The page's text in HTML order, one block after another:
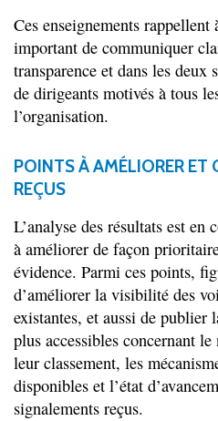
Ces enseignements
important de communiquer
transparence et dans les deux
de dirigeants motivés à tous
l’organisation.
POINTS À AMÉLIORER ET
REÇUS
L’analyse des résultats est
à améliorer de façon
évidence. Parmi ces points,
d’améliorer la visibilité des
existantes, et aussi de publier
plus accessibles concernant
leur classement, les
disponibles et l’état
signalements reçus.